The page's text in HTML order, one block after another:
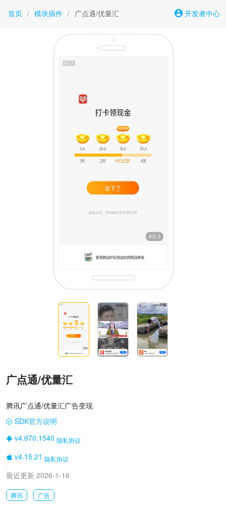
首页 / 模块插件 / 广点通/优量汇 开发者中心
广点通/优量汇
腾讯广点通/优量汇广告变现
SDK官方说明
v4.670.1540 隐私协议
v4.15.21 隐私协议
最近更新 2026-1-16
腾讯 广告